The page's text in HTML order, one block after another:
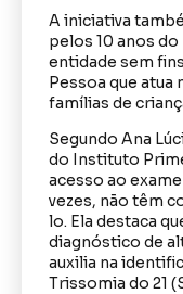
A iniciativa
pelos 10 anos
entidade sem
Pessoa que
famílias de
Segundo Ana
do Instituto
acesso ao
vezes, não têm
lo. Ela destaca
diagnóstico de
auxilia na
Trissomia do 21